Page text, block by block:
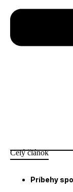
Celý článok
Príbehy